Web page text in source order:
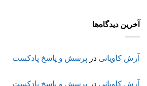
آخرین دیدگاه‌ها
آرش کاویانی در پرسش و پاسخ پادکست
آرش کاویانی در پرسش و پاسخ پادکست